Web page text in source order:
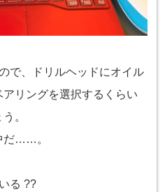
で、ドリルヘッドにオイル
リングを選択するくらい
。
だ……。
る ??